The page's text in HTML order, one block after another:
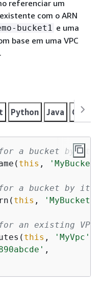
referenciar um
com o ARN
bucket1 e uma
base em uma VPC
Python Java C#
a bucket by its
this , 'MyBucket'
a bucket by its
this , 'MyBucket'
an existing
this , 'MyVpc'
,